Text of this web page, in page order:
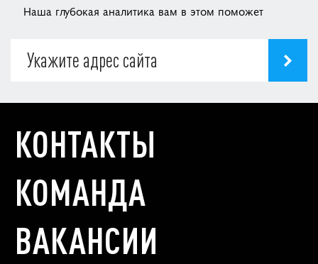
Наша глубокая аналитика вам в этом поможет
КОНТАКТЫ
КОМАНДА
ВАКАНСИИ